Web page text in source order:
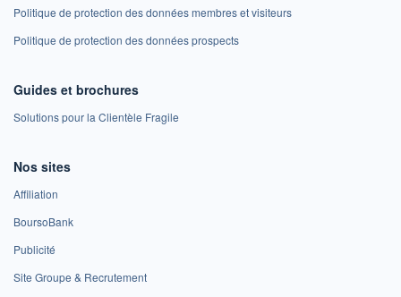
Politique de protection des données membres et visiteurs
Politique de protection des données prospects
Guides et brochures
Solutions pour la Clientèle Fragile
Nos sites
Affiliation
BoursoBank
Publicité
Site Groupe & Recrutement